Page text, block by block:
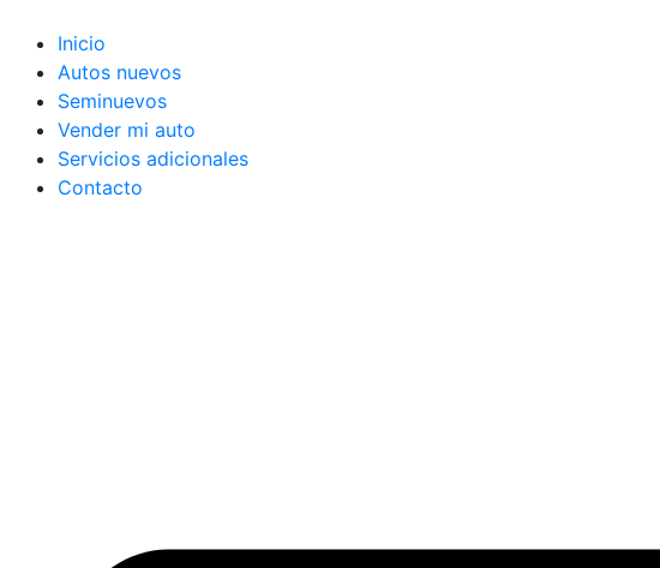
contenido
Inicio
Autos nuevos
Seminuevos
Vender mi auto
Servicios adicionales
Contacto